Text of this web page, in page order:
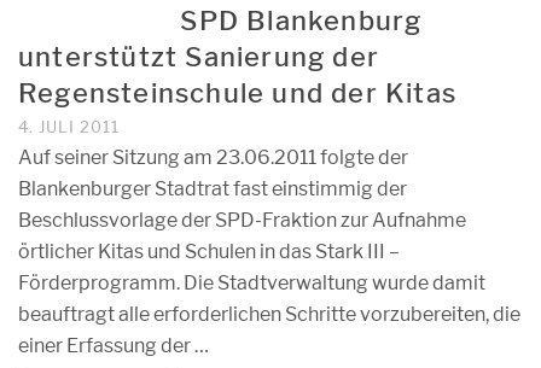
SPD Blankenburg
unterstützt Sanierung der
Regensteinschule und der Kitas
4. JULI 2011
Auf seiner Sitzung am 23.06.2011 folgte der
Blankenburger Stadtrat fast einstimmig der
Beschlussvorlage der SPD-Fraktion zur Aufnahme
örtlicher Kitas und Schulen in das Stark III –
Förderprogramm. Die Stadtverwaltung wurde damit
beauftragt alle erforderlichen Schritte vorzubereiten, die
einer Erfassung der …